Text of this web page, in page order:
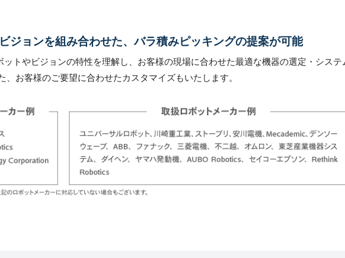
ジョンを組み合わせた、バラ積みピッキングの提案が可能
ットやビジョンの特性を理解し、お客様の現場に合わせた最適な機器の選定・システ
、お客様のご要望に合わせたカスタマイズもいたします。